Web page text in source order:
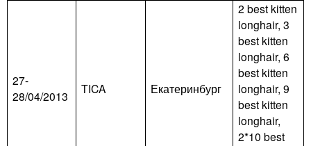
27-
28/04/2013
TICA Екатеринбург
2 best kitten
longhair, 3
best kitten
longhair, 6
best kitten
longhair, 9
best kitten
longhair,
2*10 best